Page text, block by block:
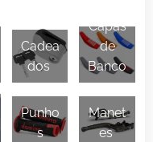
Cadea
dos
Capas
de
Banco
Punho
s
Manet
es